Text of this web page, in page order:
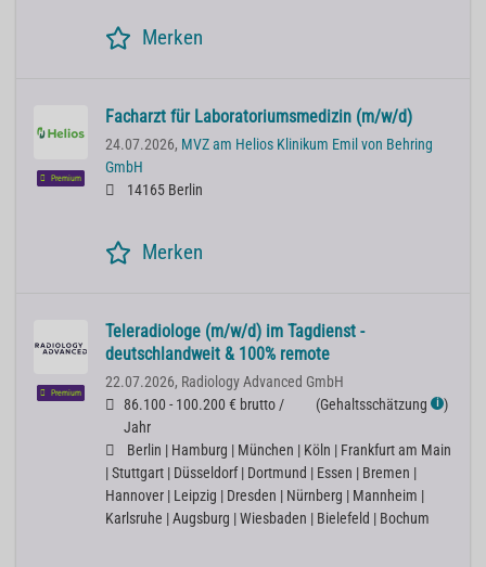
Merken
Premium
Facharzt für Laboratoriumsmedizin (m/w/d)
24.07.2026, MVZ am Helios Klinikum Emil von Behring
GmbH
14165 Berlin
Merken
Premium
Teleradiologe (m/w/d) im Tagdienst -
deutschlandweit & 100% remote
22.07.2026, Radiology Advanced GmbH
86.100 - 100.200 € brutto /
Jahr
(Gehaltsschätzung ℹ )
Berlin | Hamburg | München | Köln | Frankfurt am Main
| Stuttgart | Düsseldorf | Dortmund | Essen | Bremen |
Hannover | Leipzig | Dresden | Nürnberg | Mannheim |
Karlsruhe | Augsburg | Wiesbaden | Bielefeld | Bochum